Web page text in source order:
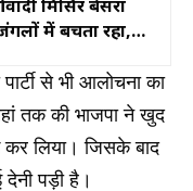
मिसिर बेसरा
में बचता रहा,
से भी आलोचना का
तक की भाजपा ने खुद
लिया। जिसके बाद
पड़ी है।